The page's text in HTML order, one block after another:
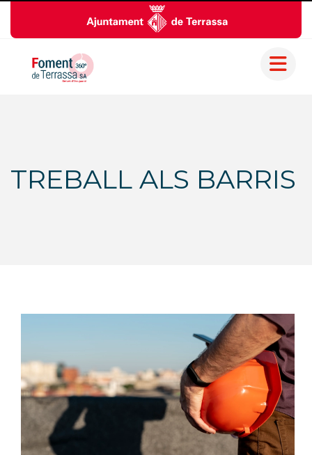
TREBALL ALS BARRIS